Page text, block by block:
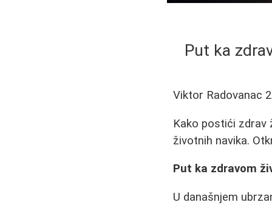
Put ka
Viktor Radovanac
Kako postići zdrav
životnih navika.
Put ka zdravom
U današnjem